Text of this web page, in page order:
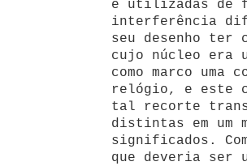
e utilizadas de
interferência
seu desenho ter
cujo núcleo era
como marco uma
relógio, e este
tal recorte
distintas em um
significados.
que deveria ser